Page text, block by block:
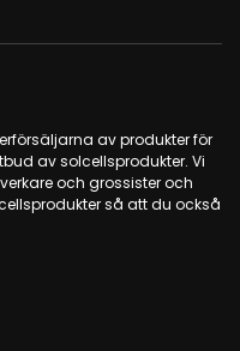
av produkter för
av solcellsprodukter. Vi
och grossister och
så att du också